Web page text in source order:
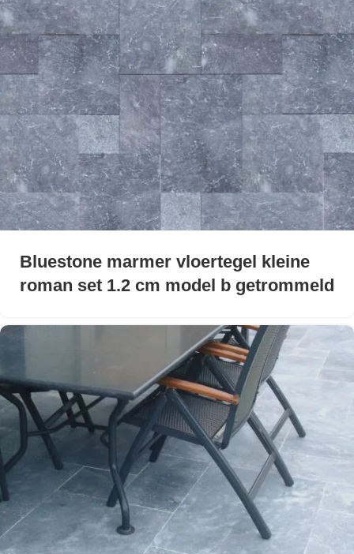
Bluestone marmer vloertegel kleine
roman set 1.2 cm model b getrommeld